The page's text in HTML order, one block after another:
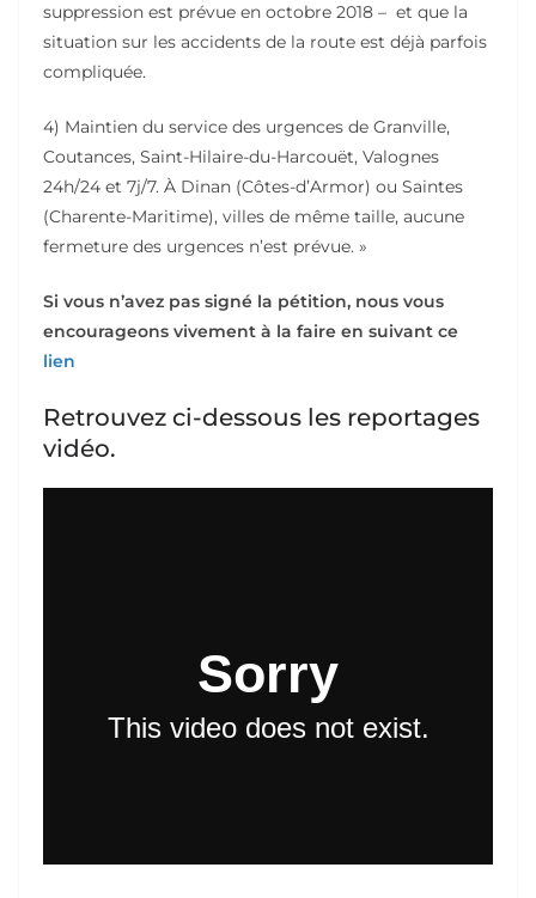
suppression est prévue en octobre 2018 – et que la
situation sur les accidents de la route est déjà parfois
compliquée.
4) Maintien du service des urgences de Granville,
Coutances, Saint-Hilaire-du-Harcouët, Valognes
24h/24 et 7j/7. À Dinan (Côtes-d’Armor) ou Saintes
(Charente-Maritime), villes de même taille, aucune
fermeture des urgences n’est prévue. »
Si vous n’avez pas signé la pétition, nous vous
encourageons vivement à la faire en suivant ce
lien
Retrouvez ci-dessous les reportages
vidéo.